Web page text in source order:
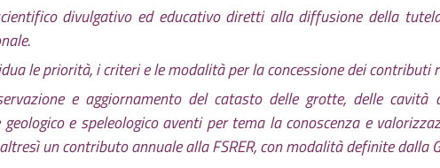
divulgativo ed educativo diretti alla diffusione della
le priorità, i criteri e le modalità per la concessione dei
e aggiornamento del catasto delle grotte, delle
e speleologico aventi per tema la conoscenza e
un contributo annuale alla FSRER, con modalità definite dalla